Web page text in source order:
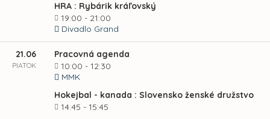
HRA : Rybárik kráľovský
19:00 - 21:00
Divadlo Grand
21.06
PIATOK
Pracovná agenda
10:00 - 12:30
MMK
Hokejbal - kanada : Slovensko ženské družstvo
14:45 - 15:45